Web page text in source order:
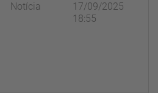
Notícia
17/09/2025
18:55